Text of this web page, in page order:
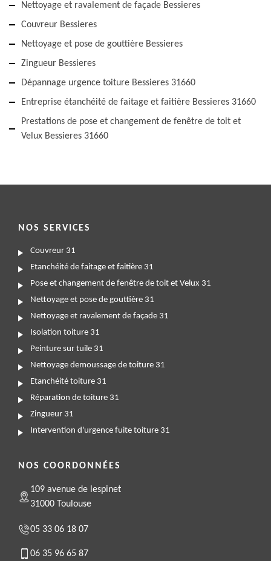
Nettoyage et ravalement de façade Bessieres
Couvreur Bessieres
Nettoyage et pose de gouttière Bessieres
Zingueur Bessieres
Dépannage urgence toiture Bessieres 31660
Entreprise étanchéité de faitage et faitière Bessieres 31660
Prestations de pose et changement de fenêtre de toit et
Velux Bessieres 31660
NOS SERVICES
Couvreur 31
Etanchéité de faitage et faitière 31
Pose et changement de fenêtre de toit et Velux 31
Nettoyage et pose de gouttière 31
Nettoyage et ravalement de façade 31
Isolation toiture 31
Peinture sur tuile 31
Nettoyage demoussage de toiture 31
Etanchéité toiture 31
Réparation de toiture 31
Zingueur 31
Intervention d'urgence fuite toiture 31
NOS COORDONNÉES
109 avenue de lespinet
31000 Toulouse
05 33 06 18 07
06 35 96 65 87